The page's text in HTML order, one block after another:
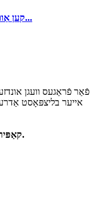
קען אַוואַנסירטע געלייגט סקרים ריינפאָרסמאַנט רעז...
פֿאַר פֿראַגעס וועגן
© קאַפּירייט - 2010-2026: אַלע רעכטן רעזערווירט.